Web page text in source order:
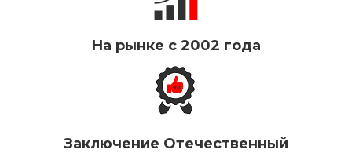
На рынке с 2002 года
Заключение Отечественный